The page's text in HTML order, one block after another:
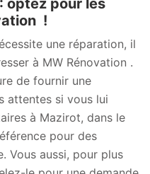
optez pour les
!
une réparation, il
à MW Rénovation .
de fournir une
attentes si vous lui
à Mazirot, dans le
pour des
Vous aussi, pour plus